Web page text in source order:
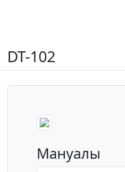
DT-102
Мануалы